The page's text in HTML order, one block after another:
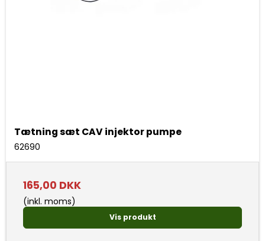
Tætning sæt CAV injektor pumpe
62690
165,00 DKK
(inkl. moms)
Vis produkt